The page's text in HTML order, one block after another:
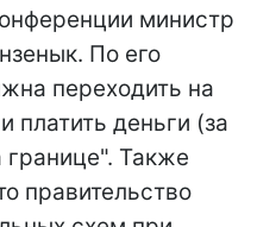
министр
По его
переходить на
деньги (за
границе". Также
правительство